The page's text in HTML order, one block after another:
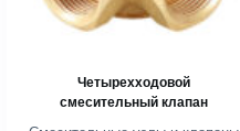
Четырехходовой
смесительный клапан